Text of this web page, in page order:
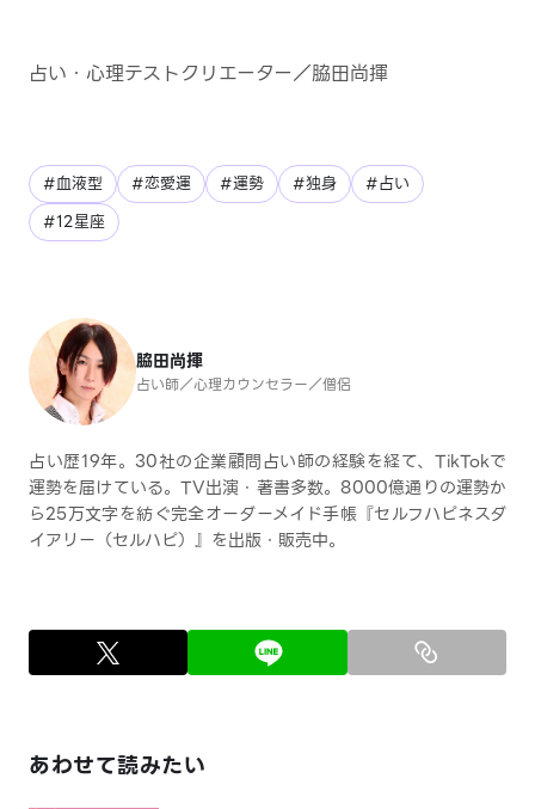
占い・心理テストクリエーター／脇田尚揮
#血液型 #恋愛運 #運勢 #独身
#占い
#12星座
脇田尚揮
占い師／心理カウンセラー／僧侶
占い歴19年。30社の企業顧問占い師の経験を経て、TikTokで
運勢を届けている。TV出演・著書多数。8000億通りの運勢か
ら25万文字を紡ぐ完全オーダーメイド手帳『セルフハピネスダ
イアリー（セルハピ）』を出版・販売中。
あわせて読みたい